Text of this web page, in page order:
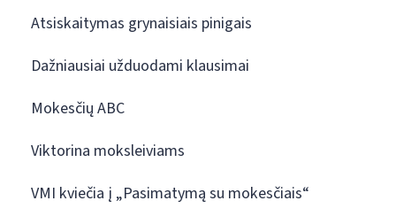
Atsiskaitymas grynaisiais pinigais
Dažniausiai užduodami klausimai
Mokesčių ABC
Viktorina moksleiviams
VMI kviečia į „Pasimatymą su mokesčiais“